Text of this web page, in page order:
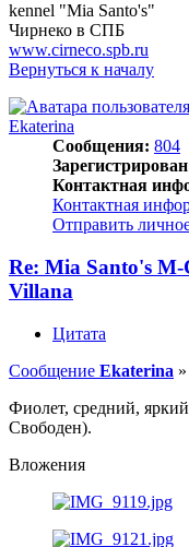
kennel "Mia Santo's"
Чирнеко в СПБ
www.cirneco.spb.ru
Вернуться к началу
Ekaterina
Сообщения: 804
Контактная
Контактная
Отправить
Re: Mia Santo's M-
Villana
Цитата
Сообщение Ekaterina »
Фиолет, средний,
Свободен).
Вложения